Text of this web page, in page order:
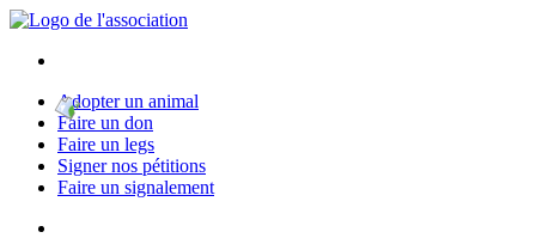
Adopter un animal
Faire un don
Faire un legs
Signer nos pétitions
Faire un signalement